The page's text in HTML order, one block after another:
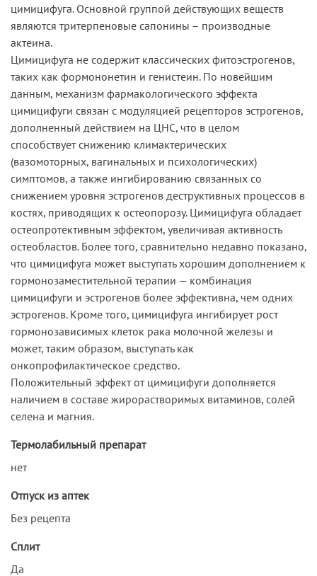
цимицифуга. Основной группой действующих веществ
являются тритерпеновые сапонины – производные
актеина.
Цимицифуга не содержит классических фитоэстрогенов,
таких как формононетин и генистеин. По новейшим
данным, механизм фармакологического эффекта
цимицифуги связан с модуляцией рецепторов эстрогенов,
дополненный действием на ЦНС, что в целом
способствует снижению климактерических
(вазомоторных, вагинальных и психологических)
симптомов, а также ингибированию связанных со
снижением уровня эстрогенов деструктивных процессов в
костях, приводящих к остеопорозу. Цимицифуга обладает
остеопротективным эффектом, увеличивая активность
остеобластов. Более того, сравнительно недавно показано,
что цимицифуга может выступать хорошим дополнением к
гормонозаместительной терапии — комбинация
цимицифуги и эстрогенов более эффективна, чем одних
эстрогенов. Кроме того, цимицифуга ингибирует рост
гормонозависимых клеток рака молочной железы и
может, таким образом, выступать как
онкопрофилактическое средство.
Положительный эффект от цимицифуги дополняется
наличием в составе жирорастворимых витаминов, солей
селена и магния.
Термолабильный препарат
нет
Отпуск из аптек
Без рецепта
Сплит
Да